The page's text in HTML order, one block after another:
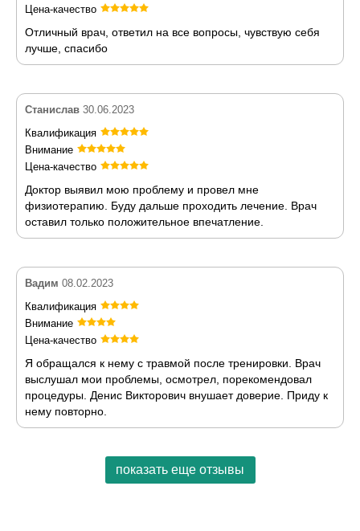
Цена-качество
Отличный врач, ответил на все вопросы, чувствую себя
лучше, спасибо
Станислав 30.06.2023
Квалификация
Внимание
Цена-качество
Доктор выявил мою проблему и провел мне
физиотерапию. Буду дальше проходить лечение. Врач
оставил только положительное впечатление.
Вадим 08.02.2023
Квалификация
Внимание
Цена-качество
Я обращался к нему с травмой после тренировки. Врач
выслушал мои проблемы, осмотрел, порекомендовал
процедуры. Денис Викторович внушает доверие. Приду к
нему повторно.
показать еще отзывы